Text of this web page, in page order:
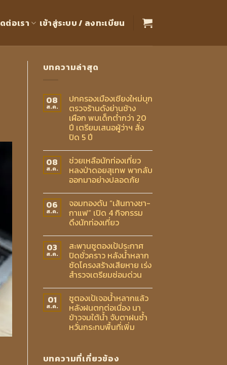
ต่อเรา เข้าสู่ระบบ / ลงทะเบียน
บทความล่าสุด
08
ส.ค.
ปกครองเมืองเชียงใหม่บุก
ตรวจร้านดังย่านช้าง
เผือก พบเด็กต่ำกว่า 20
ปี เตรียมเสนอผู้ว่าฯ สั่ง
ปิด 5 ปี
08
ส.ค.
ช่วยเหลือนักท่องเที่ยว
หลงป่าดอยสุเทพ พากลับ
ออกมาอย่างปลอดภัย
06
ส.ค.
จอมทองดัน “เส้นทางชา-
กาแฟ” เปิด 4 กิจกรรม
ดึงนักท่องเที่ยว
03
ส.ค.
สะพานซูตองเป้ประกาศ
ปิดชั่วคราว หลังน้ำหลาก
ซัดโครงสร้างเสียหาย เร่ง
สำรวจเตรียมซ่อมด่วน
01
ส.ค.
ซูตองเป้เจอน้ำหลากแล้ว
หลังฝนตกต่อเนื่อง นา
ข้าวจมใต้น้ำ จับตาฝนซ้ำ
หวั่นกระทบพื้นที่เพิ่ม
บทความที่เกี่ยวข้อง